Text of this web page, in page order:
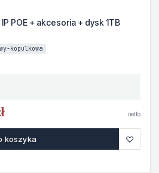
POE + akcesoria + dysk 1TB
kopulkowa
netto
koszyka ♡